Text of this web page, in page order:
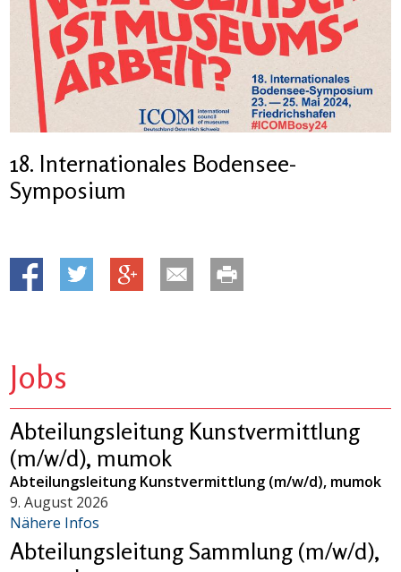
18. Internationales Bodensee-
Symposium
Jobs
Abteilungsleitung Kunstvermittlung
(m/w/d), mumok
Abteilungsleitung Kunstvermittlung (m/w/d), mumok
9. August 2026
Nähere Infos
Abteilungsleitung Sammlung (m/w/d),